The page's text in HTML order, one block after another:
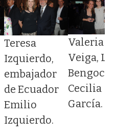
Teresa
Izquierdo,
embajador
de Ecuador
Emilio
Izquierdo.
Valeria
Veiga,
Cecilia
García.